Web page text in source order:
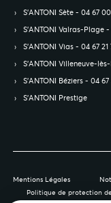
S’ANTONI Sète - 04 67
S’ANTONI Valras-Plage
S’ANTONI Vias - 04 67 21
S’ANTONI Villeneuve-
S’ANTONI Béziers - 04 67
S’ANTONI Prestige
Mentions Légales
Politique de protection